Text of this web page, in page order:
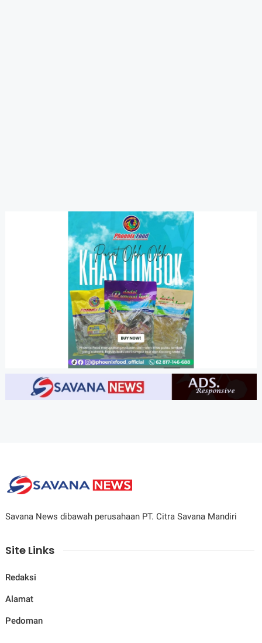
Savana News dibawah perusahaan PT. Citra Savana Mandiri
Site Links
Redaksi
Alamat
Pedoman